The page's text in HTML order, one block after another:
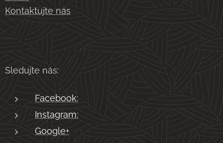
Kontaktujte nás
Sledujte nás:
Facebook:
Instagram:
Google+